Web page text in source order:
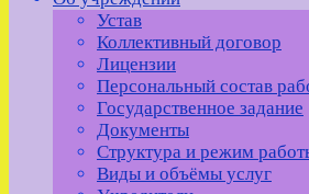
Устав
Коллективный договор
Лицензии
Персональный состав
Государственное задание
Документы
Структура и режим
Виды и объёмы услуг